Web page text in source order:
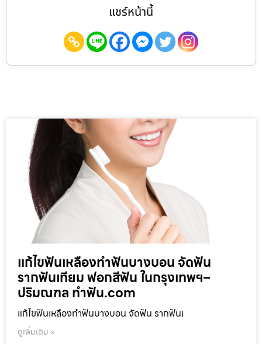
แชร์หน้านี้
แก้ไขฟันเหลืองทำฟันบางบอน จัดฟัน
รากฟันเทียม ฟอกสีฟัน ในกรุงเทพฯ–
ปริมณฑล ทำฟัน.com
แก้ไขฟันเหลืองทำฟันบางบอน จัดฟัน รากฟันเ
ดูเพิ่มเติม »